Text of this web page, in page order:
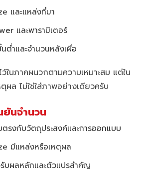
และแหล่งที่มา
และพารามิเตอร์
ต่ำและจำนวนหลังเผื่อ
ในภาคผนวกตามความเหมาะสม แต่ใน
ผล ไม่ใช่ใส่ภาพอย่างเดียวครับ
นจำนวน
รงกับวัตถุประสงค์และการออกแบบ
มีแหล่งหรือเหตุผล
บผลหลักและตัวแปรสำคัญ